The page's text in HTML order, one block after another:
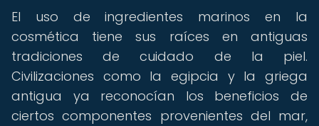
El uso de ingredientes marinos en la
cosmética tiene sus raíces en antiguas
tradiciones de cuidado de la piel.
Civilizaciones como la egipcia y la griega
antigua ya reconocían los beneficios de
ciertos componentes provenientes del mar,